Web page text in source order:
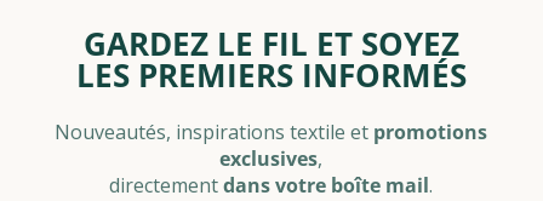
GARDEZ LE FIL ET SOYEZ
LES PREMIERS INFORMÉS
Nouveautés, inspirations textile et promotions
exclusives,
directementdans votre boîte mail.